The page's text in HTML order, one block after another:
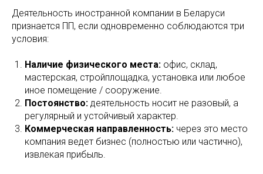
Деятельность иностранной компании в Беларуси
признается ПП, если одновременно соблюдаются три
условия:
Наличие физического места: офис, склад,
мастерская, стройплощадка, установка или любое
иное помещение / сооружение.
Постоянство: деятельность носит не разовый, а
регулярный и устойчивый характер.
Коммерческая направленность: через это место
компания ведет бизнес (полностью или частично),
извлекая прибыль.